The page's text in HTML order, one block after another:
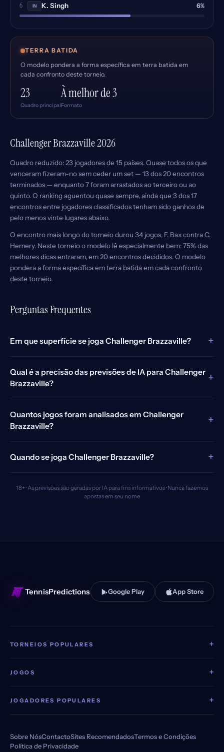
6 IN K. Singh 6%
TERRA BATIDA
O modelo pondera a forma específica em terra batida em
cada confronto deste torneio.
23
Quadro principal
À melhor de 3
Formato
Challenger Brazzaville 2026
Quadro reduzido: 23 jogadores de 15 países. Quase todos os que
venceram fizeram-no sem ceder um set — 13 dos 20 encontros
terminados — enquanto 7 foram arrastados ao terceiro ou ao
quinto. O ranking aguentou quase sempre, ainda que 3 dos 17
encontros entre jogadores classificados tenham sido ganhos de
pelo menos vinte lugares abaixo.
O encontro mais longo do torneio durou 34 jogos, F. Bax contra C.
Hemery. Neste torneio o modelo lê especialmente bem: 75% das
melhores dicas entraram, em 20 encontros decididos. O modelo
pondera a forma específica em terra batida em cada confronto
deste torneio.
Perguntas Frequentes
Em que superfície se joga Challenger Brazzaville? +
Qual é a precisão das previsões de IA para Challenger
Brazzaville?
+
Quantos jogos foram analisados em Challenger
Brazzaville?
+
Quando se joga Challenger Brazzaville? +
18+ · As previsões são geradas por IA para fins informativos · Nunca fazemos
apostas em seu nome
TennisPredictions Google Play App Store
TORNEIOS POPULARES +
JOGOS +
JOGADORES POPULARES +
Sobre NósContactoSites RecomendadosTermos e Condições
Política de Privacidade